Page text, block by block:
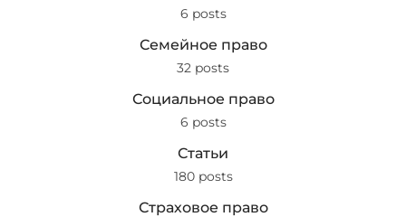
6 posts
Семейное право
32 posts
Социальное право
6 posts
Статьи
180 posts
Страховое право